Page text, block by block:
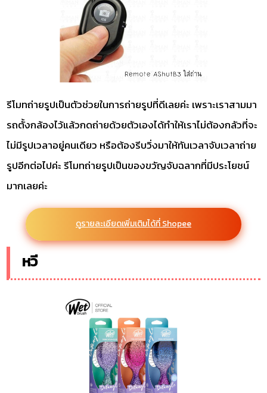
รีโมทถ่ายรูปเป็นตัวช่วยในการถ่ายรูปที่ดีเลยค่ะ เพราะเราสามมา
รถตั้งกล้องไว้แล้วกดถ่ายด้วยตัวเองได้ทำให้เราไม่ต้องกลัวที่จะ
ไม่มีรูปเวลาอยู่คนเดียว หรือต้องรีบวิ่งมาให้ทันเวลาจับเวลาถ่าย
รูปอีกต่อไปค่ะ รีโมทถ่ายรูปเป็นของขวัญจับฉลากที่มีประโยชน์
มากเลยค่ะ
ดูรายละเอียดเพิ่มเติมได้ที่ Shopee
หวี